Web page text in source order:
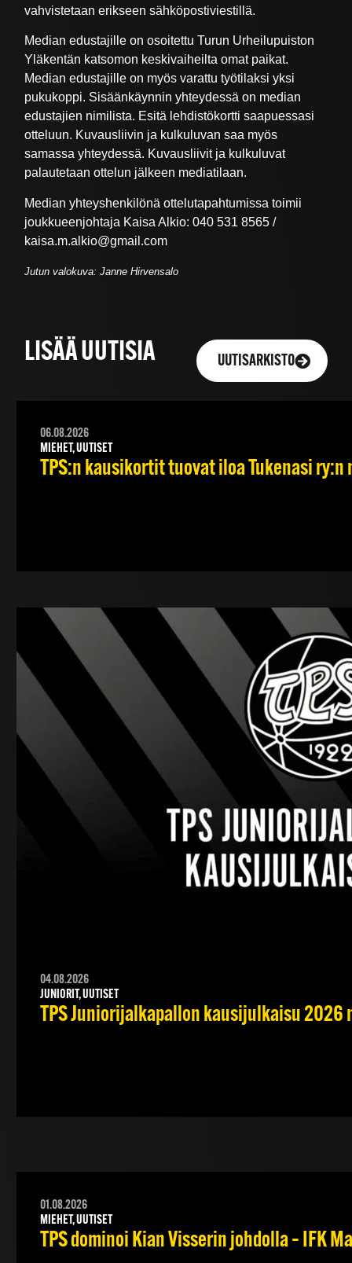
vahvistetaan erikseen sähköpostiviestillä.
Median edustajille on osoitettu Turun Urheilupuiston
Yläkentän katsomon keskivaiheilta omat paikat.
Median edustajille on myös varattu työtilaksi yksi
pukukoppi. Sisäänkäynnin yhteydessä on median
edustajien nimilista. Esitä lehdistökortti saapuessasi
otteluun. Kuvausliivin ja kulkuluvan saa myös
samassa yhteydessä. Kuvausliivit ja kulkuluvat
palautetaan ottelun jälkeen mediatilaan.
Median yhteyshenkilönä ottelutapahtumissa toimii
joukkueenjohtaja Kaisa Alkio: 040 531 8565 /
kaisa.m.alkio@gmail.com
Jutun valokuva: Janne Hirvensalo
LISÄÄ UUTISIA UUTISARKISTO
06.08.2026
MIEHET, UUTISET
TPS:n kausikortit tuovat iloa Tukenasi
04.08.2026
JUNIORIT, UUTISET
TPS Juniorijalkapallon kausijulkaisu 2026
01.08.2026
MIEHET, UUTISET
TPS dominoi Kian Visserin johdolla – IFK